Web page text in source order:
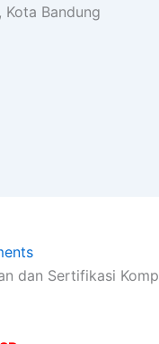
Kota Bandung
dan Sertifikasi